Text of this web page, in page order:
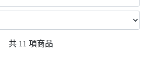
健康美味帶回家
健康 找台糖
心 查驗報告在這裡
國營企業！榮獲行政院環境部網購包
共 11 項商品